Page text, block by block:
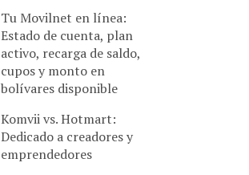
Tu Movilnet en línea:
Estado de cuenta, plan
activo, recarga de saldo,
cupos y monto en
bolívares disponible
Komvii vs. Hotmart:
Dedicado a creadores y
emprendedores